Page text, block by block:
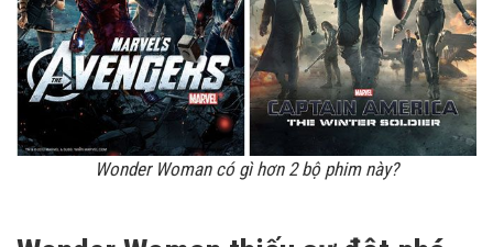
Wonder Woman có gì hơn 2 bộ phim này?